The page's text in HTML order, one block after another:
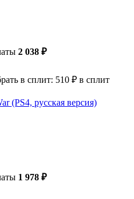
2 038 ₽
в сплит: 510 ₽ в сплит
(PS4, русская версия)
1 978 ₽